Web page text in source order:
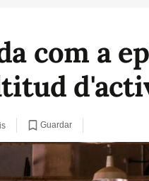
com a
Guardar